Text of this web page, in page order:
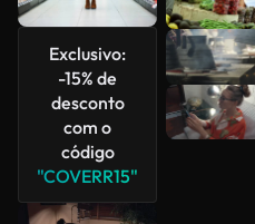
Exclusivo:
-15% de
desconto
com o
código
"COVERR15"